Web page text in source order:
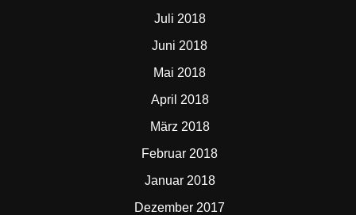
Juli 2018
Juni 2018
Mai 2018
April 2018
März 2018
Februar 2018
Januar 2018
Dezember 2017